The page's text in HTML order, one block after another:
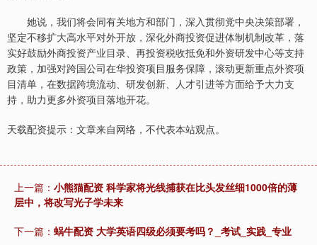
她说，我们将会同有关地方和部门，深入贯彻党中央决策部署，
坚定不移扩大高水平对外开放，深化外商投资促进体制机制改革，落
实好鼓励外商投资产业目录、再投资税收抵免和外资研发中心等支持
政策，加强对跨国公司在华投资项目服务保障，滚动更新重点外资项
目清单，在数据跨境流动、研发创新、人才引进等方面给予大力支
持，助力更多外资项目落地开花。
天载配资提示：文章来自网络，不代表本站观点。
上一篇： 小熊猫配资 科学家将光线捕获在比头发丝细1000倍的薄
层中，将改写光子学未来
下一篇： 蜗牛配资 大学英语四级必须要考吗？_考试_实践_专业